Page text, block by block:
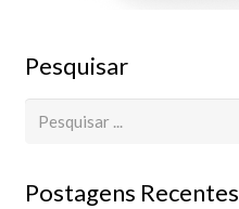
Pesquisar
Postagens Recentes